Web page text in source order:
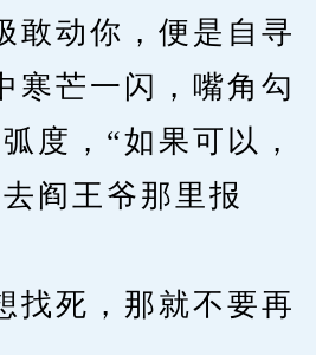
动你，便是自寻
寒芒一闪，嘴角勾
度，“如果可以，
阎王爷那里报
死，那就不要再